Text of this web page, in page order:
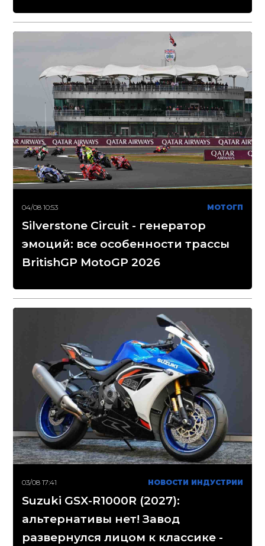
04/08 10:53 МОТОГП
Silverstone Circuit - генератор
эмоций: все особенности трассы
BritishGP MotoGP 2026
03/08 17:41 НОВОСТИ ИНДУСТРИИ
Suzuki GSX-R1000R (2027):
альтернативы нет! Завод
развернулся лицом к классике -